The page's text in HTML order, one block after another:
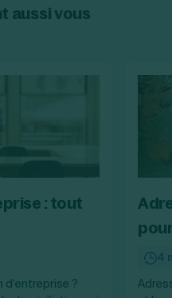
aussi vous
: tout
d’entreprise ?
4